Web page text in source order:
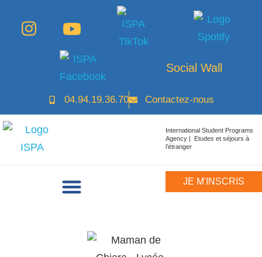
Social Wall
04.94.19.36.70 Contactez-nous
International Student Programs
Agency | Etudes et séjours à
l’étranger
JE M'INSCRIS